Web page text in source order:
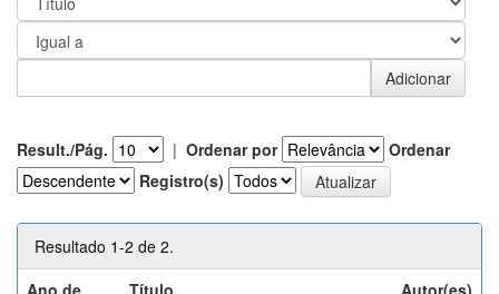
Result./Pág. | Ordenar por
Ordenar
Registro(s)
Resultado 1-2 de 2.
Ano de
Título Autor(es)